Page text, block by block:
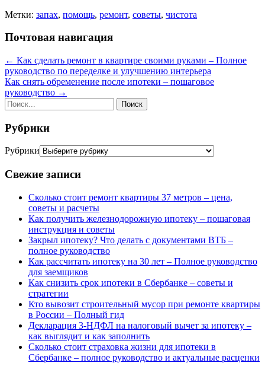
Метки: запах, помощь, ремонт, советы, чистота
Почтовая навигация
← Как сделать ремонт в квартире своими руками – Полное
руководство по переделке и улучшению интерьера
Как снять обременение после ипотеки – пошаговое
руководство →
Рубрики
Рубрики
Свежие записи
Сколько стоит ремонт квартиры 37 метров – цена,
советы и расчеты
Как получить железнодорожную ипотеку – пошаговая
инструкция и советы
Закрыл ипотеку? Что делать с документами ВТБ –
полное руководство
Как рассчитать ипотеку на 30 лет – Полное руководство
для заемщиков
Как снизить срок ипотеки в Сбербанке – советы и
стратегии
Кто вывозит строительный мусор при ремонте квартиры
в России – Полный гид
Декларация 3-НДФЛ на налоговый вычет за ипотеку –
как выглядит и как заполнить
Сколько стоит страховка жизни для ипотеки в
Сбербанке – полное руководство и актуальные расценки